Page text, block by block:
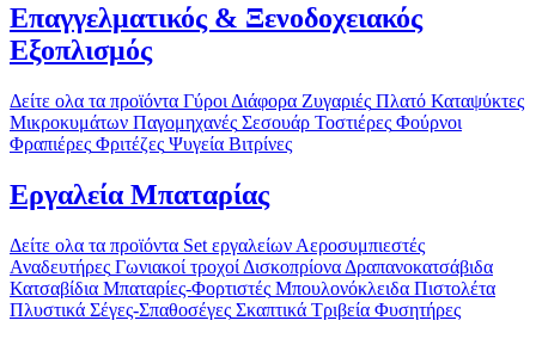
Επαγγελματικός & Ξενοδοχειακός
Εξοπλισμός
Δείτε ολα τα προϊόντα Γύροι Διάφορα Ζυγαριές Πλατό Καταψύκτες
Μικροκυμάτων Παγομηχανές Σεσουάρ Τοστιέρες Φούρνοι
Φραπιέρες Φριτέζες Ψυγεία Βιτρίνες
Εργαλεία Μπαταρίας
Δείτε ολα τα προϊόντα Set εργαλείων Αεροσυμπιεστές
Αναδευτήρες Γωνιακοί τροχοί Δισκοπρίονα Δραπανοκατσάβιδα
Κατσαβίδια Μπαταρίες-Φορτιστές Μπουλονόκλειδα Πιστολέτα
Πλυστικά Σέγες-Σπαθοσέγες Σκαπτικά Τριβεία Φυσητήρες